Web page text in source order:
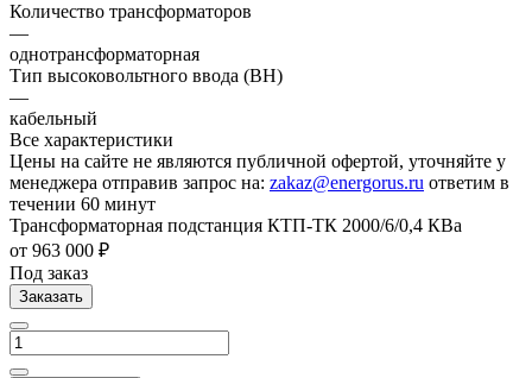
Количество трансформаторов
—
однотрансформаторная
Тип высоковольтного ввода (ВН)
—
кабельный
Все характеристики
Цены на сайте не являются публичной офертой, уточняйте у
менеджера отправив запрос на: zakaz@energorus.ru ответим в
течении 60 минут
Трансформаторная подстанция КТП-ТК 2000/6/0,4 КВа
от 963 000 ₽
Под заказ
Заказать